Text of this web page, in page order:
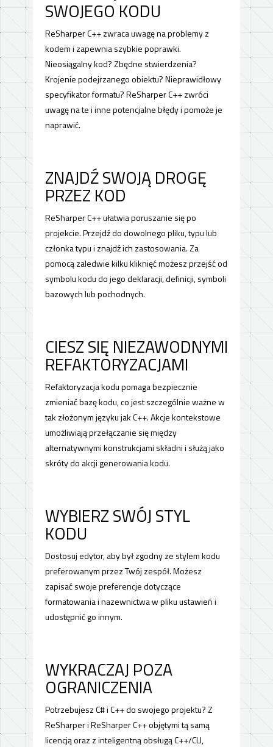
SWOJEGO KODU
ReSharper C++ zwraca uwagę na problemy z
kodem i zapewnia szybkie poprawki.
Nieosiągalny kod? Zbędne stwierdzenia?
Krojenie podejrzanego obiektu? Nieprawidłowy
specyfikator formatu? ReSharper C++ zwróci
uwagę na te i inne potencjalne błędy i pomoże je
naprawić.
ZNAJDŹ SWOJĄ DROGĘ
PRZEZ KOD
ReSharper C++ ułatwia poruszanie się po
projekcie. Przejdź do dowolnego pliku, typu lub
członka typu i znajdź ich zastosowania. Za
pomocą zaledwie kilku kliknięć możesz przejść od
symbolu kodu do jego deklaracji, definicji, symboli
bazowych lub pochodnych.
CIESZ SIĘ NIEZAWODNYMI
REFAKTORYZACJAMI
Refaktoryzacja kodu pomaga bezpiecznie
zmieniać bazę kodu, co jest szczególnie ważne w
tak złożonym języku jak C++. Akcje kontekstowe
umożliwiają przełączanie się między
alternatywnymi konstrukcjami składni i służą jako
skróty do akcji generowania kodu.
WYBIERZ SWÓJ STYL
KODU
Dostosuj edytor, aby był zgodny ze stylem kodu
preferowanym przez Twój zespół. Możesz
zapisać swoje preferencje dotyczące
formatowania i nazewnictwa w pliku ustawień i
udostępnić go innym.
WYKRACZAJ POZA
OGRANICZENIA
Potrzebujesz C# i C++ do swojego projektu? Z
ReSharper i ReSharper C++ objętymi tą samą
licencją oraz z inteligentną obsługą C++/CLI,